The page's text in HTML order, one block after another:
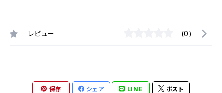
レビュー (0)
保存 シェア LINE ポスト